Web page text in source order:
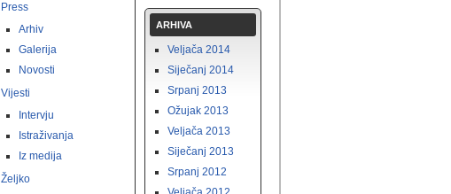
Press
Arhiv
Galerija
Novosti
Vijesti
Intervju
Istraživanja
Iz medija
Željko
ARHIVA
Veljača 2014
Siječanj 2014
Srpanj 2013
Ožujak 2013
Veljača 2013
Siječanj 2013
Srpanj 2012